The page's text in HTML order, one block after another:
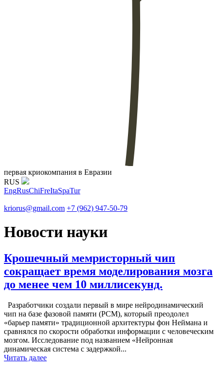
первая криокомпания в Евразии
RUS
EngRusChiFreItaSpaTur
kriorus@gmail.com +7 (962) 947-50-79
Новости науки
Крошечный мемристорный чип
сокращает время моделирования мозга
до менее чем 10 миллисекунд.
Разработчики создали первый в мире нейродинамический
чип на базе фазовой памяти (PCM), который преодолел
«барьер памяти» традиционной архитектуры фон Неймана и
сравнялся по скорости обработки информации с человеческим
мозгом. Исследование под названием «Нейронная
динамическая система с задержкой...
Читать далее